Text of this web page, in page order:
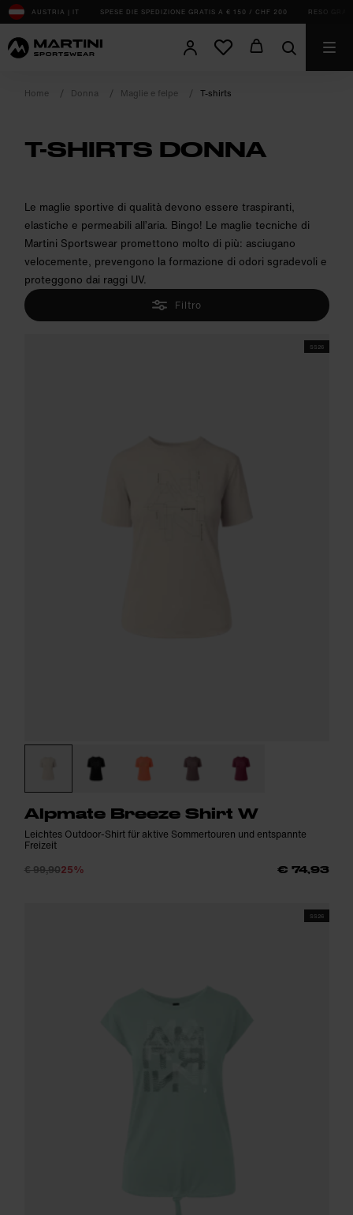
sr.Table Of Content
AUSTRIA | IT SPESE DIE SPEDIZIONE GRATIS A € 150 / CHF 200 RESO
Home Donna Maglie e felpe T-shirts
T-SHIRTS DONNA
Le maglie sportive di qualità devono essere traspiranti,
elastiche e permeabili all’aria. Bingo! Le maglie tecniche di
Martini Sportswear promettono molto di più: asciugano
velocemente, prevengono la formazione di odori sgradevoli e
proteggono dai raggi UV.
Filtro
SS26
Alpmate Breeze Shirt W
Leichtes Outdoor-Shirt für aktive Sommertouren und entspannte
Freizeit
€ 99,9025% € 74,93
SS26